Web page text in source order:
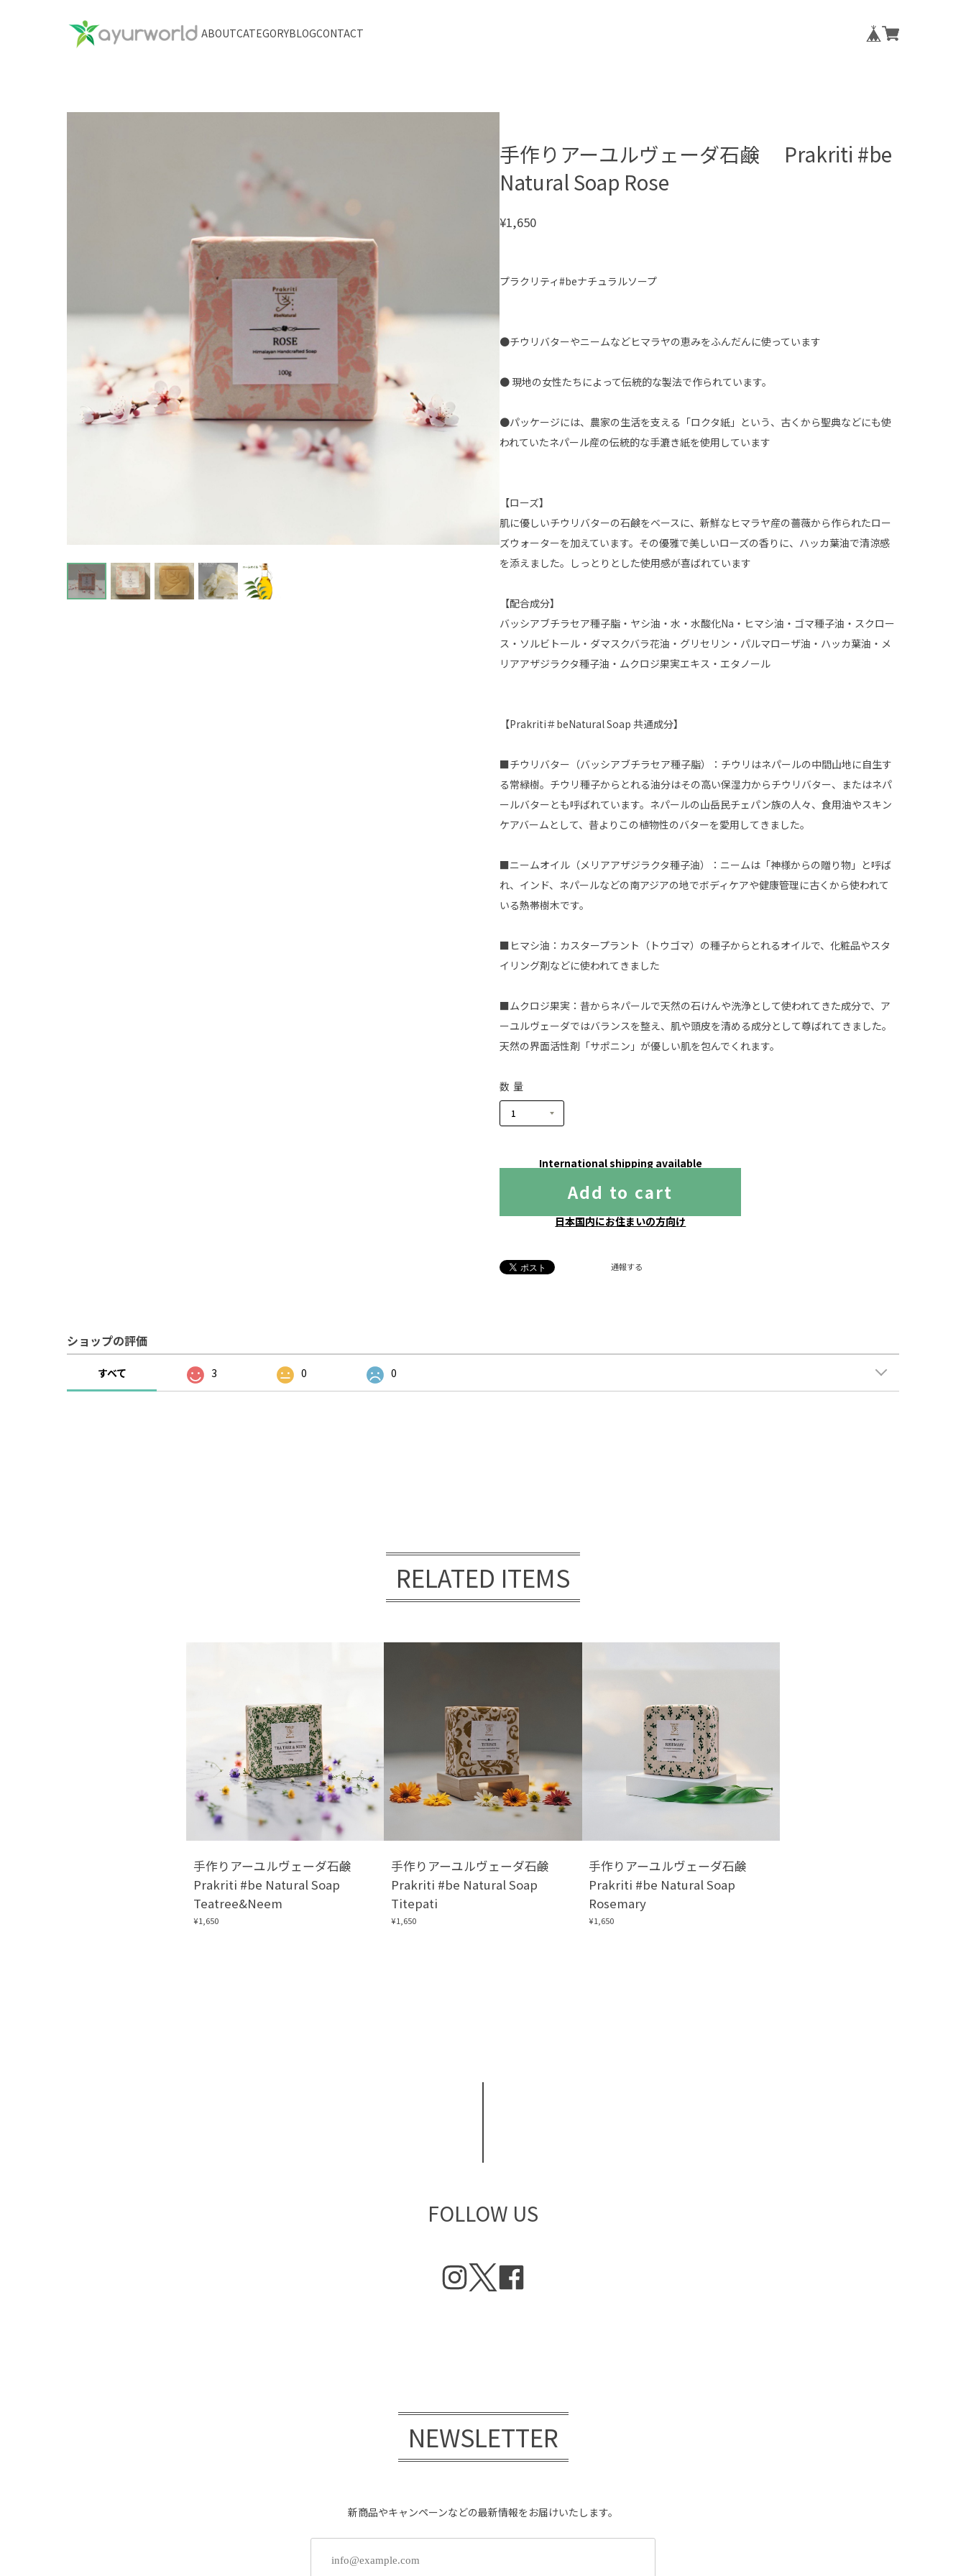
ABOUTCATEGORYBLOGCONTACT
手作りアーユルヴェーダ石鹸 Prakriti #be
Natural Soap Rose
¥1,650
プラクリティ#beナチュラルソープ
●チウリバターやニームなどヒマラヤの恵みをふんだんに使っています
● 現地の女性たちによって伝統的な製法で作られています。
●パッケージには、農家の生活を支える「ロクタ紙」という、古くから聖典などにも使
われていたネパール産の伝統的な手漉き紙を使用しています
【ローズ】
肌に優しいチウリバターの石鹸をベースに、新鮮なヒマラヤ産の薔薇から作られたロー
ズウォーターを加えています。その優雅で美しいローズの香りに、ハッカ葉油で清涼感
を添えました。しっとりとした使用感が喜ばれています
【配合成分】
バッシアブチラセア種子脂・ヤシ油・水・水酸化Na・ヒマシ油・ゴマ種子油・スクロー
ス・ソルビトール・ダマスクバラ花油・グリセリン・パルマローザ油・ハッカ葉油・メ
リアアザジラクタ種子油・ムクロジ果実エキス・エタノール
【Prakriti＃beNatural Soap 共通成分】
■チウリバター（バッシアブチラセア種子脂）：チウリはネパールの中間山地に自生す
る常緑樹。チウリ種子からとれる油分はその高い保湿力からチウリバター、またはネパ
ールバターとも呼ばれています。ネパールの山岳民チェパン族の人々、食用油やスキン
ケアバームとして、昔よりこの植物性のバターを愛用してきました。
■ニームオイル（メリアアザジラクタ種子油）：ニームは「神様からの贈り物」と呼ば
れ、インド、ネパールなどの南アジアの地でボディケアや健康管理に古くから使われて
いる熱帯樹木です。
■ヒマシ油：カスタープラント（トウゴマ）の種子からとれるオイルで、化粧品やスタ
イリング剤などに使われてきました
■ムクロジ果実：昔からネパールで天然の石けんや洗浄として使われてきた成分で、ア
ーユルヴェーダではバランスを整え、肌や頭皮を清める成分として尊ばれてきました。
天然の界面活性剤「サポニン」が優しい肌を包んでくれます。
数量
International shipping available
Add to cart
日本国内にお住まいの方向け
通報する
ショップの評価
すべて 3 0 0
RELATED ITEMS
手作りアーユルヴェーダ石鹸
Prakriti #be Natural Soap
Teatree&Neem
¥1,650
手作りアーユルヴェーダ石鹸
Prakriti #be Natural Soap
Titepati
¥1,650
手作りアーユルヴェーダ石鹸
Prakriti #be Natural Soap
Rosemary
¥1,650
FOLLOW US
NEWSLETTER
新商品やキャンペーンなどの最新情報をお届けいたします。